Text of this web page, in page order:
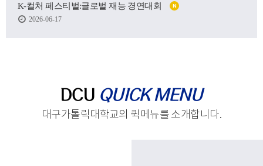
생각보다 낯설고 서툴렀습니다.
K-컬처 페스티벌:글로벌 재능 경연대회 N
2026-06-17
DCU QUICK MENU
대구가톨릭대학교의 퀵메뉴를 소개합니다.